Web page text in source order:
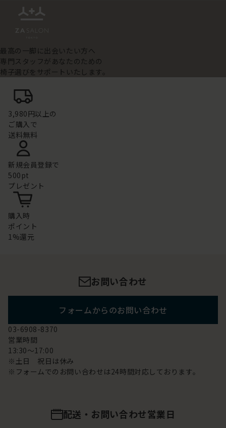
最高の一脚に出会いたい方へ
専門スタッフがあなたのための
椅子選びをサポートいたします。
3,980円以上の
ご購入で
送料無料
新規会員登録で
500pt
プレゼント
購入時
ポイント
1%還元
お問い合わせ
フォームからのお問い合わせ
03-6908-8370
営業時間
13:30～17:00
※土日 祝日は休み
※フォームでのお問い合わせは24時間対応しております。
配送・お問い合わせ営業日